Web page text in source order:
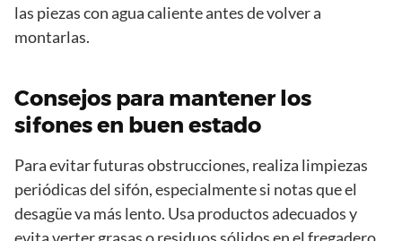
las piezas con agua caliente antes de volver a
montarlas.
Consejos para mantener los
sifones en buen estado
Para evitar futuras obstrucciones, realiza limpiezas
periódicas del sifón, especialmente si notas que el
desagüe va más lento. Usa productos adecuados y